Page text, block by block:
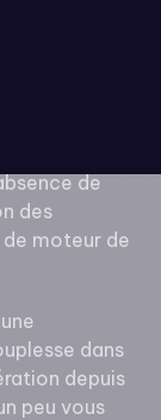
comme
sa base de
même
…) que
de
des
moteur de
dans
depuis
peu vous